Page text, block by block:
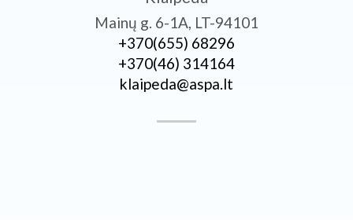
Mainų g. 6-1A, LT-94101
+370­(655) 68296
+370­(46) 314164
klaipeda@aspa.lt